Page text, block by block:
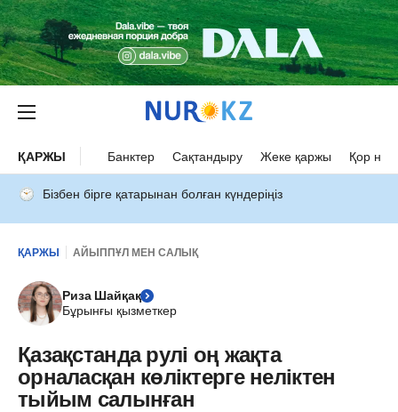
ҚАРЖЫ Банктер Сақтандыру Жеке қаржы Қор
Бізбен бірге қатарынан болған күндеріңіз
ҚАРЖЫ АЙЫППҰЛ МЕН САЛЫҚ
Риза Шайқақ
Бұрынғы қызметкер
Қазақстанда рулі оң жақта
орналасқан көліктерге неліктен
тыйым салынған